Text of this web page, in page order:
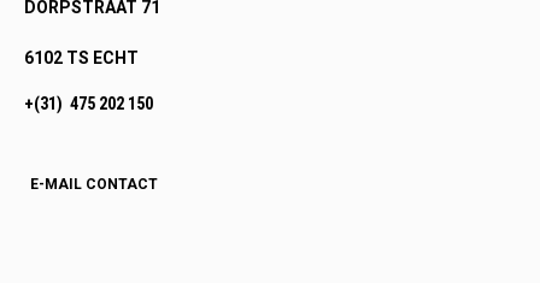
DORPSTRAAT 71
6102 TS ECHT
+(31) 475 202 150
E-MAIL CONTACT